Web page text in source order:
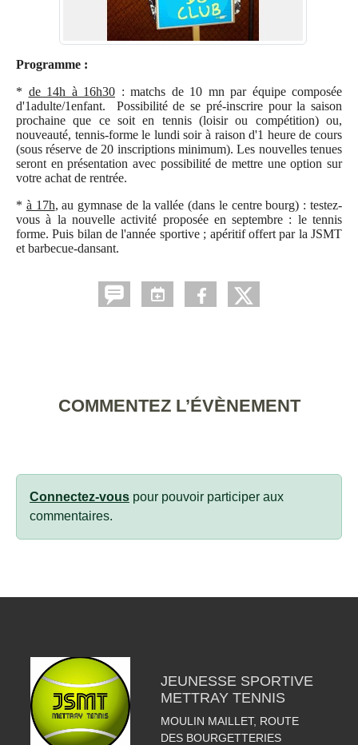
Programme :
* de 14h à 16h30 : matchs de 10 mn par équipe composée
d'1adulte/1enfant. Possibilité de se pré-inscrire pour la saison
prochaine que ce soit en tennis (loisir ou compétition) ou,
nouveauté, tennis-forme le lundi soir à raison d'1 heure de cours
(sous réserve de 20 inscriptions minimum). Les nouvelles tenues
seront en présentation avec possibilité de mettre une option sur
votre achat de rentrée.
* à 17h, au gymnase de la vallée (dans le centre bourg) : testez-
vous à la nouvelle activité proposée en septembre : le tennis
forme. Puis bilan de l'année sportive ; apéritif offert par la JSMT
et barbecue-dansant.
COMMENTEZ L’ÉVÈNEMENT
Connectez-vous pour pouvoir participer aux
commentaires.
JEUNESSE SPORTIVE
METTRAY TENNIS
MOULIN MAILLET, ROUTE
DES BOURGETTERIES